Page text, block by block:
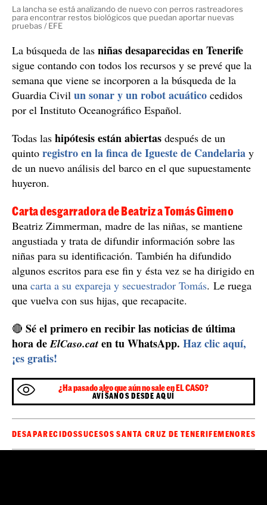
La lancha se está analizando de nuevo con perros rastreadores
para encontrar restos biológicos que puedan aportar nuevas
pruebas / EFE
La búsqueda de las niñas desaparecidas en Tenerife
sigue contando con todos los recursos y se prevé que la
semana que viene se incorporen a la búsqueda de la
Guardia Civil un sonar y un robot acuático cedidos
por el Instituto Oceanográfico Español.
Todas las hipótesis están abiertas después de un
quinto registro en la finca de Igueste de Candelaria y
de un nuevo análisis del barco en el que supuestamente
huyeron.
Carta desgarradora de Beatriz a Tomás Gimeno
Beatriz Zimmerman, madre de las niñas, se mantiene
angustiada y trata de difundir información sobre las
niñas para su identificación. También ha difundido
algunos escritos para ese fin y ésta vez se ha dirigido en
una carta a su expareja y secuestrador Tomás. Le ruega
que vuelva con sus hijas, que recapacite.
🔴 Sé el primero en recibir las noticias de última
hora deElCaso.cat en tu WhatsApp. Haz clic aquí,
¡es gratis!
¿Ha pasado algo que aún no sale en EL CASO?
AVÍSANOS DESDE AQUÍ
DESAPARECIDOSSUCESOS SANTA CRUZ DE TENERIFEMENORES